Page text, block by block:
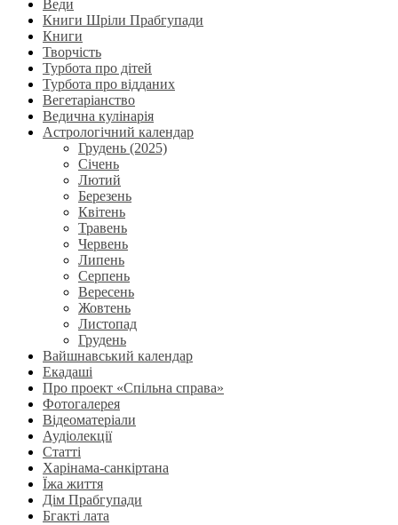
Веди
Книги Шріли Прабгупади
Книги
Творчість
Турбота про дітей
Турбота про відданих
Вегетаріанство
Ведична кулінарія
Астрологічний календар
Грудень (2025)
Січень
Лютий
Березень
Квітень
Травень
Червень
Липень
Серпень
Вересень
Жовтень
Листопад
Грудень
Вайшнавський календар
Екадаші
Про проект «Спільна справа»
Фотогалерея
Відеоматеріали
Аудіолекції
Статті
Харінама-санкіртана
Їжа життя
Дім Прабгупади
Бгакті лата